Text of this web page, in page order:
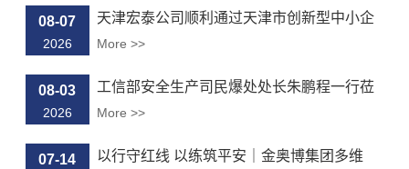
08-07
2026
天津宏泰公司顺利通过天津市创新型中小企
业...
More >>
08-03
2026
工信部安全生产司民爆处处长朱鹏程一行莅
临...
More >>
07-14
以行守红线 以练筑平安｜金奥博集团多维